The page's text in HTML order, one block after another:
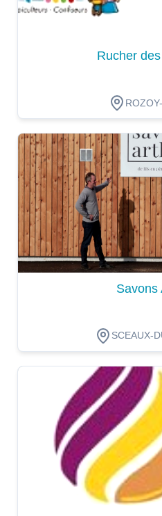
Rucher
Dégustation
Savons
SCEAUX-
Dégustation